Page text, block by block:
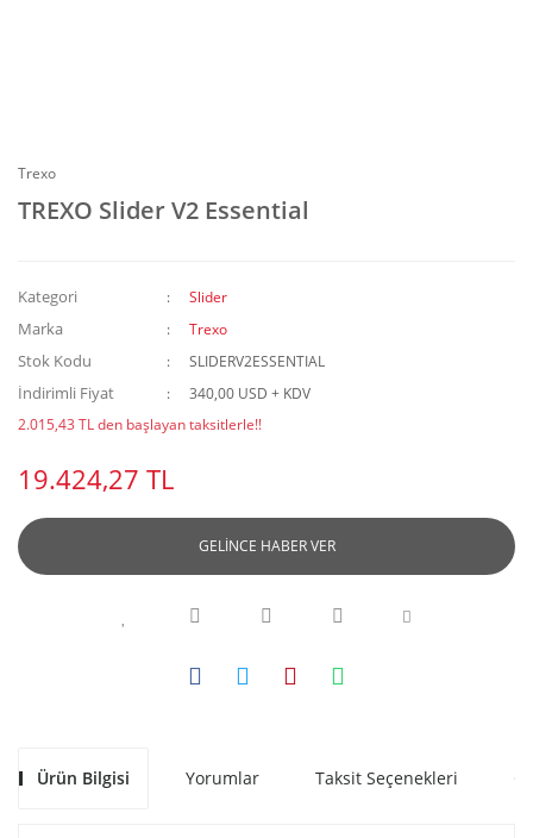
Trexo
TREXO Slider V2 Essential
Kategori Slider
Marka Trexo
Stok Kodu SLIDERV2ESSENTIAL
İndirimli Fiyat
340,00 USD + KDV
2.015,43 TL den başlayan taksitlerle!!
19.424,27 TL
GELİNCE HABER VER
Ürün Bilgisi Yorumlar Taksit Seçenekleri